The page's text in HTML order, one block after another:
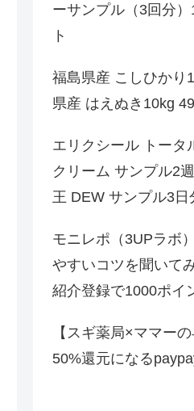
ーサンプル（3回分
ト
福島県産 こしひかり
県産 はえぬき10kg
エリクシール トータ
クリーム サンプル2
王 DEW サンプル3
モニレポ（3UPラボ
やすいコツを聞いて
紹介登録で1000ポイ
【スギ薬局×ママー
50%還元になる